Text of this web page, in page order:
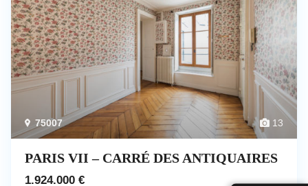
13
75007
PARIS VII – CARRÉ DES ANTIQUAIRES
1.924.000 €